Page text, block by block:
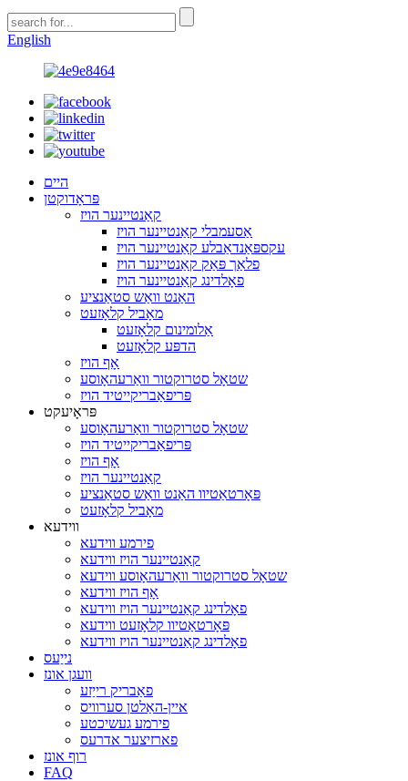
English
היים
פּראָדוקטן
קאַנטיינער הויז
אַסעמבלי קאַנטיינער הויז
עקספּאַנדאַבלע קאַנטיינער הויז
פלאַך פּאַק קאַנטיינער הויז
פאָלדינג קאַנטיינער הויז
האַנט וואַש סטאַנציע
מאָביל קלאָזעט
אַלומינום קלאָזעט
הדפּע קלאָזעט
אָף הויז
שטאָל סטרוקטור וואַרעהאָוסע
פּריפאַבריקייטיד הויז
פּראָיעקט
שטאָל סטרוקטור וואַרעהאָוסע
פּריפאַבריקייטיד הויז
אָף הויז
קאַנטיינער הויז
פּאָרטאַטיוו האַנט וואַש סטאַנציע
מאָביל קלאָזעט
ווידעא
פירמע ווידעא
קאַנטיינער הויז ווידעא
שטאָל סטרוקטור וואַרעהאָוסע ווידעא
אָף הויז ווידעא
פאָלדינג קאַנטיינער הויז ווידעא
פּאָרטאַטיוו קלאָזעט ווידעא
פאָלדינג קאַנטיינער הויז ווידעא
נייַעס
וועגן אונז
פאַבריק רייַזע
איין-האַלטן סערוויס
פירמע געשיכטע
פארזיצער אדרעס
רוף אונז
FAQ